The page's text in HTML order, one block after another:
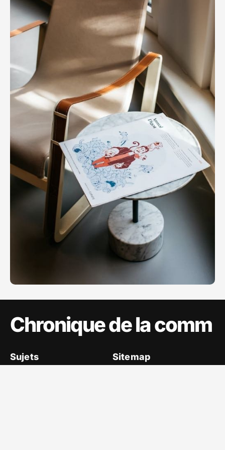
Chronique de la comm
Sujets Sitemap